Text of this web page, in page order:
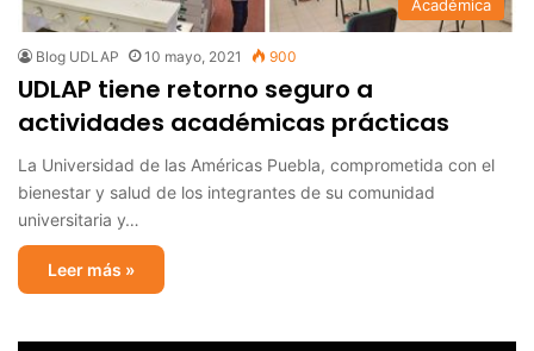
Académica
Blog UDLAP 10 mayo, 2021 900
UDLAP tiene retorno seguro a
actividades académicas prácticas
La Universidad de las Américas Puebla, comprometida con el
bienestar y salud de los integrantes de su comunidad
universitaria y…
Leer más »